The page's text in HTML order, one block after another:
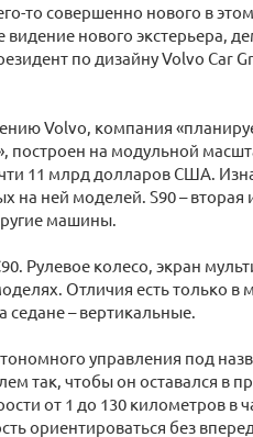
то совершенно нового в
нового экстерьера,
по дизайну Volvo Car
Volvo, компания
построен на модульной
11 млрд долларов США.
на ней моделей. S90 – вторая
машины.
Рулевое колесо, экран
Отличия есть только в
седане – вертикальные.
управления под
так, чтобы он оставался в
от 1 до 130 километров в
ориентироваться без